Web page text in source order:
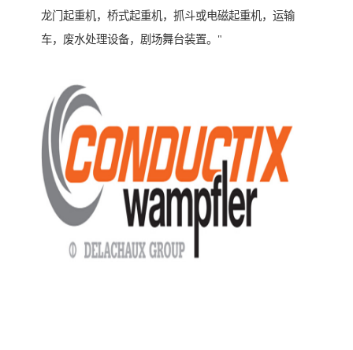
龙门起重机，桥式起重机，抓斗或电磁起重机，运输
车，废水处理设备，剧场舞台装置。"